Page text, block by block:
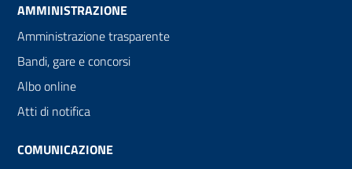
AMMINISTRAZIONE
Amministrazione trasparente
Bandi, gare e concorsi
Albo online
Atti di notifica
COMUNICAZIONE